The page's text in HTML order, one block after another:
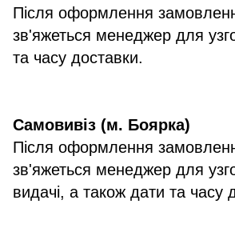
Після оформлення
зв'яжеться менеджер для
та часу доставки.
Самовивіз (м. Боярка)
Після оформлення
зв'яжеться менеджер для
видачі, а також дати та часу